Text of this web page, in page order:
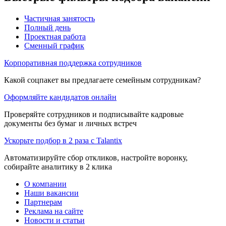
Частичная занятость
Полный день
Проектная работа
Сменный график
Корпоративная поддержка сотрудников
Какой соцпакет вы предлагаете семейным сотрудникам?
Оформляйте кандидатов онлайн
Проверяйте сотрудников и подписывайте кадровые
документы без бумаг и личных встреч
Ускорьте подбор в 2 раза с Talantix
Автоматизируйте сбор откликов, настройте воронку,
собирайте аналитику в 2 клика
О компании
Наши вакансии
Партнерам
Реклама на сайте
Новости и статьи